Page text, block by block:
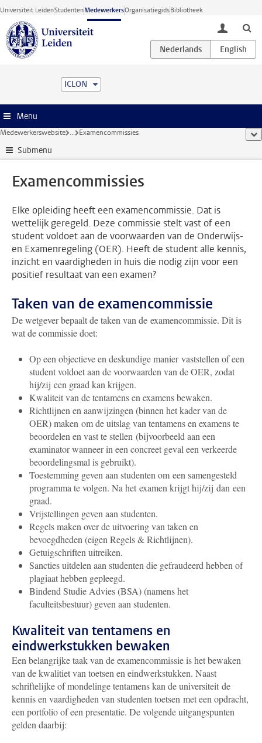
Ga direct naar de inhoud
Universiteit LeidenStudentenMedewerkersOrganisatiegidsBibliotheek
toggle
ICLON
Menu
Medewerkerswebsite ... Examencommissies
Submenu
Examencommissies
Elke opleiding heeft een examencommissie. Dat is
wettelijk geregeld. Deze commissie stelt vast of een
student voldoet aan de voorwaarden van de Onderwijs-
en Examenregeling (OER). Heeft de student alle kennis,
inzicht en vaardigheden in huis die nodig zijn voor een
positief resultaat van een examen?
Taken van de examencommissie
De wetgever bepaalt de taken van de examencommissie. Dit is
wat de commissie doet:
Op een objectieve en deskundige manier vaststellen of een
student voldoet aan de voorwaarden van de OER, zodat
hij/zij een graad kan krijgen.
Kwaliteit van de tentamens en examens bewaken.
Richtlijnen en aanwijzingen (binnen het kader van de
OER) maken om de uitslag van tentamens en examens te
beoordelen en vast te stellen (bijvoorbeeld aan een
examinator wanneer in een concreet geval een verkeerde
beoordelingsmal is gebruikt).
Toestemming geven aan studenten om een samengesteld
programma te volgen. Na het examen krijgt hij/zij dan een
graad.
Vrijstellingen geven aan studenten.
Regels maken over de uitvoering van taken en
bevoegdheden (eigen Regels & Richtlijnen).
Getuigschriften uitreiken.
Sancties uitdelen aan studenten die gefraudeerd hebben of
plagiaat hebben gepleegd.
Bindend Studie Advies (BSA) (namens het
faculteitsbestuur) geven aan studenten.
Kwaliteit van tentamens en
eindwerkstukken bewaken
Een belangrijke taak van de examencommissie is het bewaken
van de kwalitiet van toetsen en eindwerkstukken. Naast
schriftelijke of mondelinge tentamens kan de universiteit de
kennis en vaardigheden van studenten toetsen met een opdracht,
een portfolio of een presentatie. De volgende uitgangspunten
gelden daarbij: